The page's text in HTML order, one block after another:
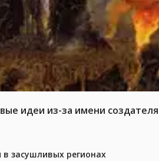
идеи из-за имени создателя
засушливых регионах